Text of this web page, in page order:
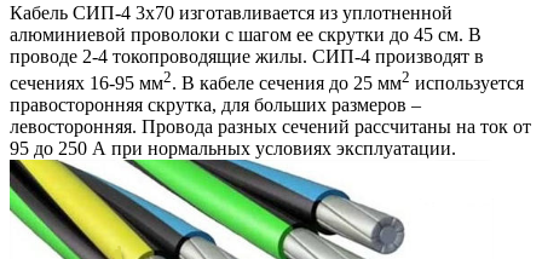
Кабель СИП-4 3х70 изготавливается из уплотненной
алюминиевой проволоки с шагом ее скрутки до 45 см. В
проводе 2-4 токопроводящие жилы. СИП-4 производят в
сечениях 16-95 мм2. В кабеле сечения до 25 мм2 используется
правосторонняя скрутка, для больших размеров –
левосторонняя. Провода разных сечений рассчитаны на ток от
95 до 250 А при нормальных условиях эксплуатации.